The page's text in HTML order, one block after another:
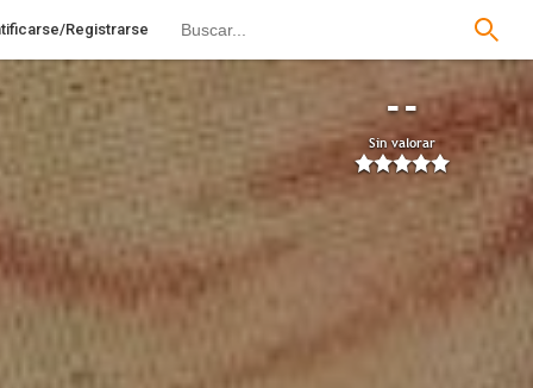
Registrarse
--
Sin valorar